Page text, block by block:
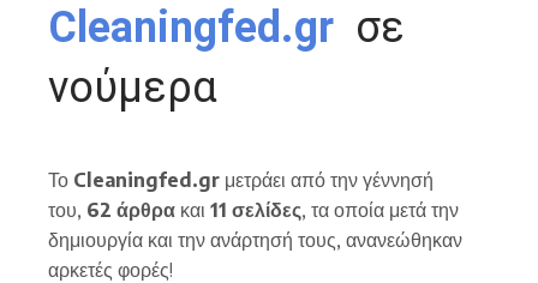
Cleaningfed.gr σε
νούμερα
Το Cleaningfed.gr μετράει από την γέννησή
του, 62 άρθρα και 11 σελίδες, τα οποία μετά την
δημιουργία και την ανάρτησή τους, ανανεώθηκαν
αρκετές φορές!